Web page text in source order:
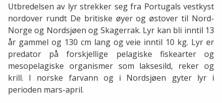
Utbredelsen av lyr strekker seg fra Portugals vestkyst
nordover rundt De britiske øyer og østover til Nord-
Norge og Nordsjøen og Skagerrak. Lyr kan bli inntil 13
år gammel og 130 cm lang og veie inntil 10 kg. Lyr er
predator på forskjellige pelagiske fiskearter og
mesopelagiske organismer som laksesild, reker og
krill. I norske farvann og i Nordsjøen gyter lyr i
perioden mars-april.